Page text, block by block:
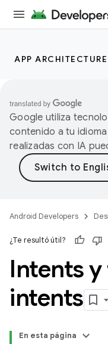
APP ARCHITECTURE
Google utiliza
contenido a tu
realizadas con IA
Android Developers
¿Te resultó útil?
Intents
intents
En esta página